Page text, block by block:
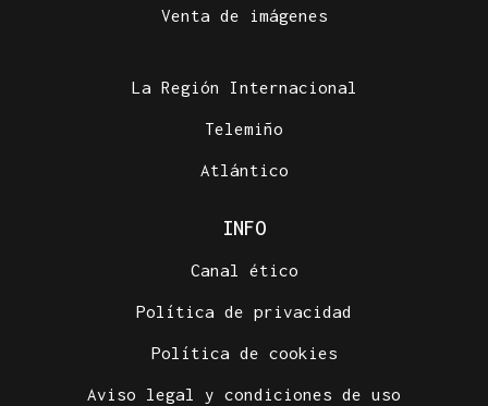
Venta de imágenes
La Región Internacional
Telemiño
Atlántico
INFO
Canal ético
Política de privacidad
Política de cookies
Aviso legal y condiciones de uso